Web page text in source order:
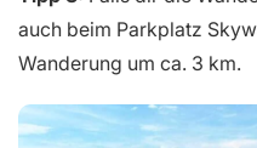
auch beim Parkplatz
Wanderung um ca. 3 km.